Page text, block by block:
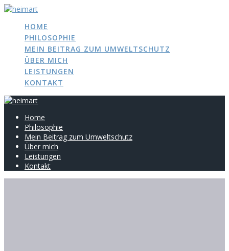
Zum
springenHOME
PHILOSOPHIE
MEIN BEITRAG ZUM UMWELTSCHUTZ
ÜBER MICH
LEISTUNGEN
KONTAKT
Home
Philosophie
Mein Beitrag zum Umweltschutz
Über mich
Leistungen
Kontakt